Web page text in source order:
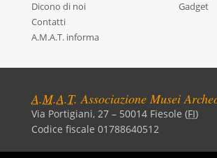
Dicono di noi
Contatti
A.M.A.T. informa
Gadget
A.M.A.T. Associazione Musei
Via Portigiani, 27 – 50014 Fiesole (FI)
Codice fiscale 01788640512